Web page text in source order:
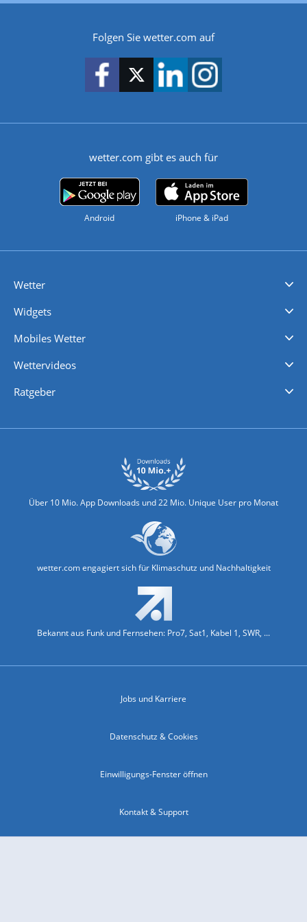
Folgen Sie wetter.com auf
wetter.com gibt es auch für
Android iPhone & iPad
Wetter
Widgets
Mobiles Wetter
Wettervideos
Ratgeber
Über 10 Mio. App Downloads und 22 Mio. Unique User pro Monat
wetter.com engagiert sich für Klimaschutz und Nachhaltigkeit
Bekannt aus Funk und Fernsehen: Pro7, Sat1, Kabel 1, SWR, ...
Jobs und Karriere
Datenschutz & Cookies
Einwilligungs-Fenster öffnen
Kontakt & Support